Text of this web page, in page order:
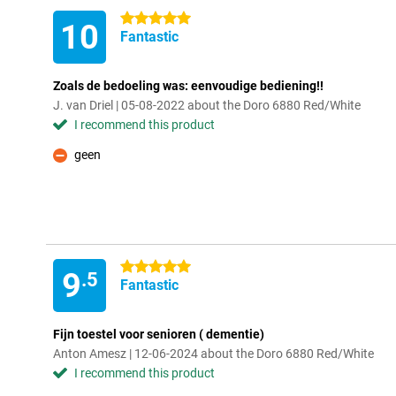
10 5 stars
Fantastic
Zoals de bedoeling was: eenvoudige bediening!!
J. van Driel | 05-08-2022 about the Doro 6880 Red/White
I recommend this product
Con
geen
9.5
5 stars
Fantastic
Fijn toestel voor senioren ( dementie)
Anton Amesz | 12-06-2024 about the Doro 6880 Red/White
I recommend this product